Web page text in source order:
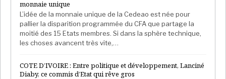
développement, il passera, dès 2011, 6 années
comme Directeur Général du Plan et de la Lutte
contre la Pauvreté. Une expérience qui a construit sa
détermination politique à faire de la lutte contre la
pauvreté, son vademecum, où qu’il se trouve. Cette
étape de sa vie a aussi renforcé la sensibilité d’un
monnaie unique
L’idée de la monnaie unique de la Cedeao est née pour
pallier la disparition programmée du CFA que partage la
moitié des 15 Etats membres. Si dans la sphère technique,
les choses avancent très vite,…
COTE D’IVOIRE : Entre politique et développement, Lanciné
Diaby, ce commis d’Etat qui rêve gros